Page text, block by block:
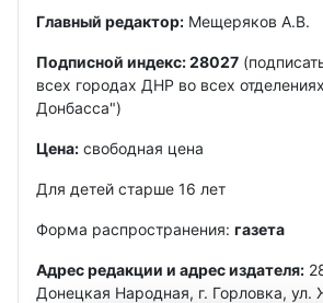
Главный редактор: Мещеряков А.В.
Подписной индекс: 28027
всех городах ДНР во всех
Донбасса")
Цена: свободная цена
Для детей старше 16 лет
Форма распространения: газета
Адрес редакции и адрес издателя:
Донецкая Народная, г. Горловка, ул.